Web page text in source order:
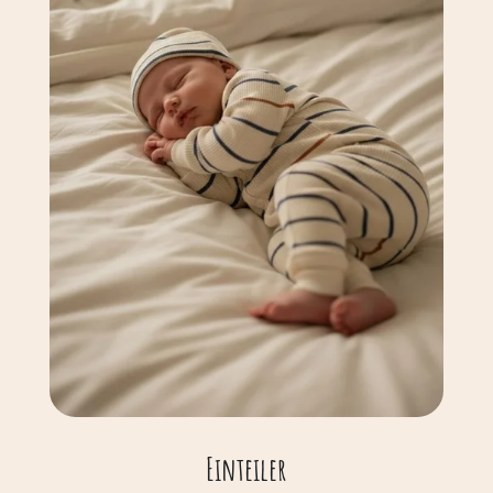
Einteiler